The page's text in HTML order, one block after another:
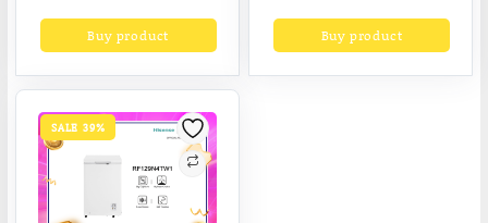
เย็น 2 ประตู ความจุ 95
ลิตร แบบ 2 ประตู
was:
฿6,090.00.
is:
฿2,380.00.Buy product
อากาศติดผนังรุ่น TAC-
XAL12CH_non-
was:
฿14,990.00.
is:
฿10,080.00.Buy product
SALE 39%